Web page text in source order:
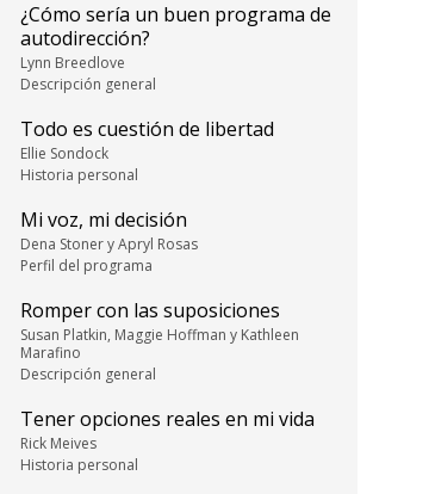
¿Cómo sería un buen programa de
autodirección?
Lynn Breedlove
Descripción general
Todo es cuestión de libertad
Ellie Sondock
Historia personal
Mi voz, mi decisión
Dena Stoner y Apryl Rosas
Perfil del programa
Romper con las suposiciones
Susan Platkin, Maggie Hoffman y Kathleen
Marafino
Descripción general
Tener opciones reales en mi vida
Rick Meives
Historia personal